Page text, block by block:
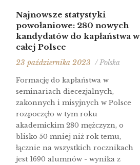
Najnowsze statystyki
powołaniowe: 280 nowych
kandydatów do kapłaństwa w
całej Polsce
23 października 2023 / Polska
Formację do kapłaństwa w
seminariach diecezjalnych,
zakonnych i misyjnych w Polsce
rozpoczęło w tym roku
akademickim 280 mężczyzn, o
blisko 50 mniej niż rok temu,
łącznie na wszystkich rocznikach
jest 1690 alumnów - wynika z